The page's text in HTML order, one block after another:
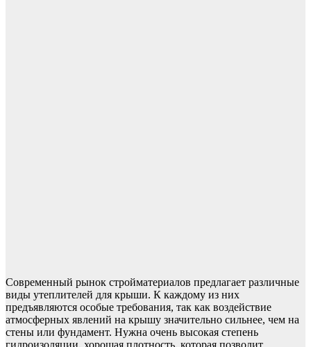
Современный рынок стройматериалов предлагает различные
виды утеплителей для крыши. К каждому из них
предъявляются особые требования, так как воздействие
атмосферных явлений на крышу значительно сильнее, чем на
стены или фундамент. Нужна очень высокая степень
гидроизоляции, хорошая плотность, которая позволит